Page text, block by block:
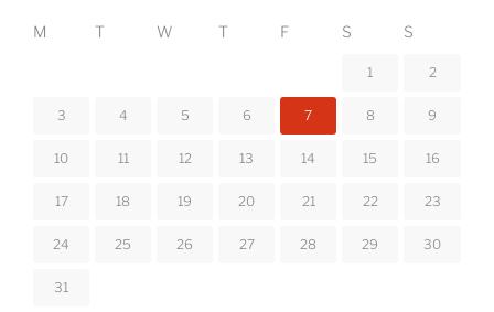
M T W T F S S
1 2
3 4 5 6 7 8 9
10 11 12 13 14 15 16
17 18 19 20 21 22 23
24 25 26 27 28 29 30
31